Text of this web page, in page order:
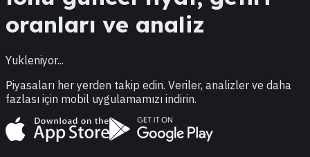
oranları ve analiz
Yukleniyor...
Piyasaları her yerden takip edin. Veriler, analizler ve daha
fazlası için mobil uygulamamızı indirin.